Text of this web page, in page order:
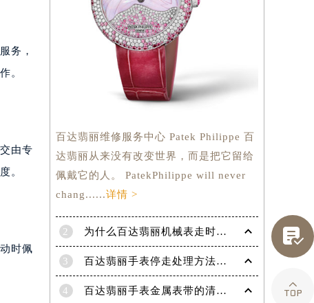
预约）
务，
。
由专
。
时佩
百达翡丽维修服务中心 Patek Philippe 百
达翡丽从来没有改变世界，而是把它留给
佩戴它的人。 PatekPhilippe will never
chang......详情 >
2 为什么百达翡丽机械表走时会出现误差呢？
3 百达翡丽手表停走处理方法（手表停走维修）
4 百达翡丽手表金属表带的清洗方法有哪些？（金属表带的清洗）

